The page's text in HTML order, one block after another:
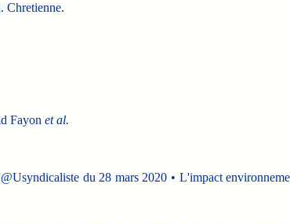
Chretienne.
Fayon et al.
du 28 mars 2020 • L'impact